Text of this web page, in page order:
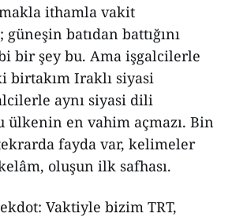
ithamla vakit
batıdan battığını
bir şey bu. Ama işgalcilerle
Iraklı siyasi
aynı siyasi dili
ülkenin en vahim açmazı. Bin
fayda var, kelimeler
oluşun ilk safhası.
Vaktiyle bizim TRT,